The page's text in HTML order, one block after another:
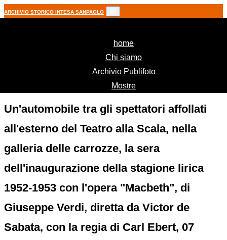
ARCHIVIO STORICO INTESA SANPAOLO
home(current)
Chi siamo
Archivio Publifoto
Mostre
Un'automobile tra gli spettatori affollati
all'esterno del Teatro alla Scala, nella
galleria delle carrozze, la sera
dell'inaugurazione della stagione lirica
1952-1953 con l'opera "Macbeth", di
Giuseppe Verdi, diretta da Victor de
Sabata, con la regia di Carl Ebert, 07